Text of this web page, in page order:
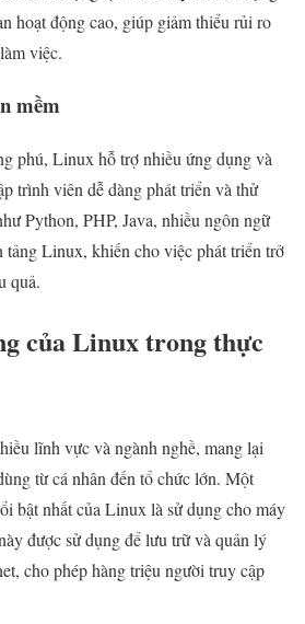
hoạt động cao, giúp giảm thiểu rủi ro
việc.
mềm
phú, Linux hỗ trợ nhiều ứng dụng và
trình viên dễ dàng phát triển và thử
Python, PHP, Java, nhiều ngôn ngữ
tảng Linux, khiến cho việc phát triển trở
quả.
của Linux trong thực
lĩnh vực và ngành nghề, mang lại
từ cá nhân đến tổ chức lớn. Một
bật nhất của Linux là sử dụng cho máy
được sử dụng để lưu trữ và quản lý
cho phép hàng triệu người truy cập